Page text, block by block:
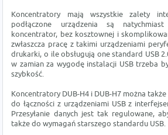
Koncentratory mają wszystkie zalety
podłączone urządzenia są
koncentrator, bez kosztownej i
zwłaszcza pracę z takimi urządzeniami
drukarki, o ile obsługują one standard USB
w zamian za wygodę instalacji USB trzeba
szybkość.
Koncentratory DUB-H4 i DUB-H7 można
do łączności z urządzeniami USB z
Przesyłanie danych jest tak regulowane,
także do wymagań starszego standardu USB.